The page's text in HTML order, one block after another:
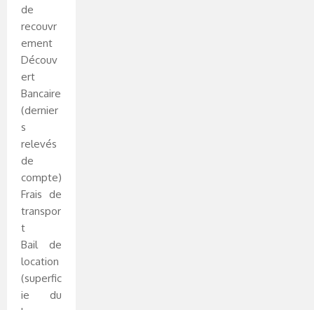
de
recouvr
ement
Découv
ert
Bancaire
(dernier
s
relevés
de
compte)
Frais de
transpor
t
Bail de
location
(superfic
ie du